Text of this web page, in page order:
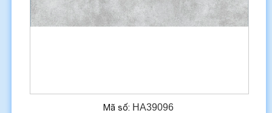
Mã số: HA39096